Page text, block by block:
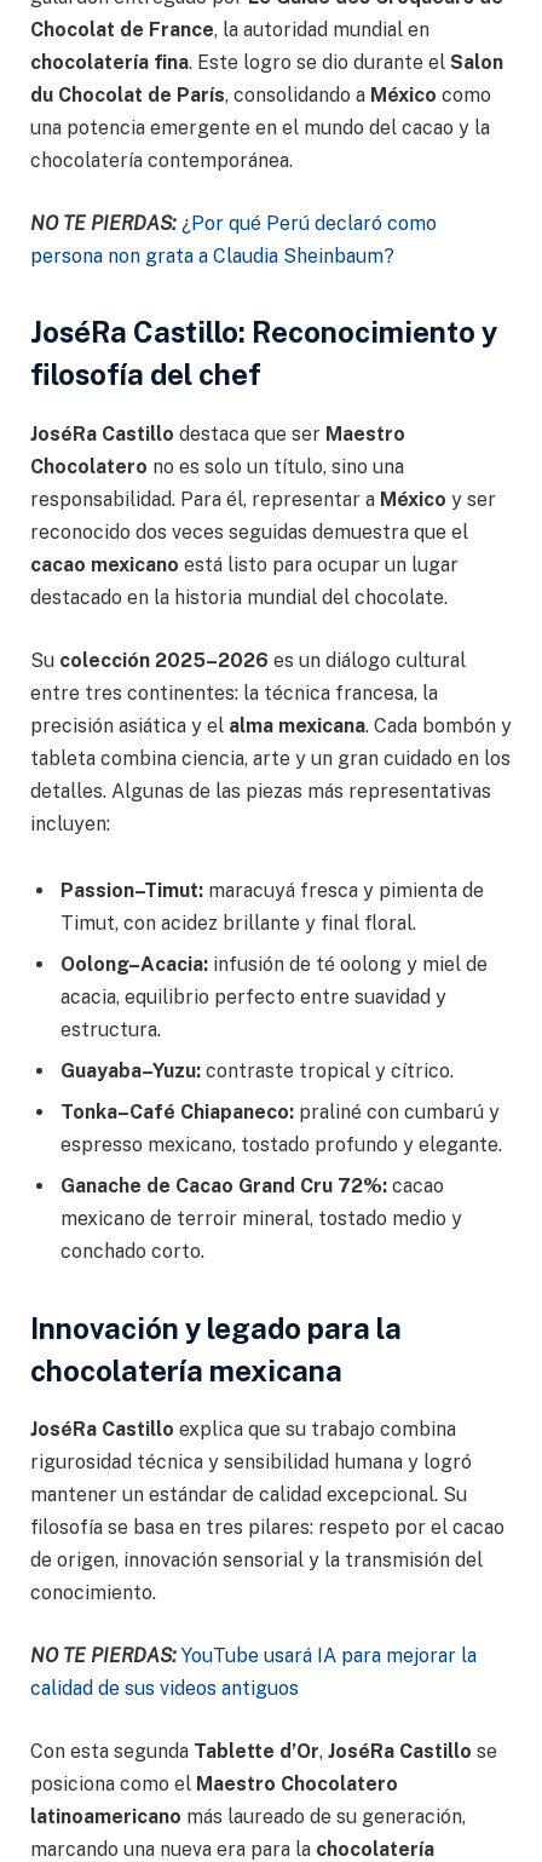
Chocolat de France, la autoridad mundial en
chocolatería fina. Este logro se dio durante el Salon
du Chocolat de París, consolidando a México como
una potencia emergente en el mundo del cacao y la
chocolatería contemporánea.
NO TE PIERDAS: ¿Por qué Perú declaró como
persona non grata a Claudia Sheinbaum?
JoséRa Castillo: Reconocimiento y
filosofía del chef
JoséRa Castillo destaca que ser Maestro
Chocolatero no es solo un título, sino una
responsabilidad. Para él, representar a México y ser
reconocido dos veces seguidas demuestra que el
cacao mexicano está listo para ocupar un lugar
destacado en la historia mundial del chocolate.
Su colección 2025–2026 es un diálogo cultural
entre tres continentes: la técnica francesa, la
precisión asiática y el alma mexicana. Cada bombón y
tableta combina ciencia, arte y un gran cuidado en los
detalles. Algunas de las piezas más representativas
incluyen:
Passion–Timut: maracuyá fresca y pimienta de
Timut, con acidez brillante y final floral.
Oolong–Acacia: infusión de té oolong y miel de
acacia, equilibrio perfecto entre suavidad y
estructura.
Guayaba–Yuzu: contraste tropical y cítrico.
Tonka–Café Chiapaneco: praliné con cumbarú y
espresso mexicano, tostado profundo y elegante.
Ganache de Cacao Grand Cru 72%: cacao
mexicano de terroir mineral, tostado medio y
conchado corto.
Innovación y legado para la
chocolatería mexicana
JoséRa Castillo explica que su trabajo combina
rigurosidad técnica y sensibilidad humana y logró
mantener un estándar de calidad excepcional. Su
filosofía se basa en tres pilares: respeto por el cacao
de origen, innovación sensorial y la transmisión del
conocimiento.
NO TE PIERDAS: YouTube usará IA para mejorar la
calidad de sus videos antiguos
Con esta segunda Tablette d’Or, JoséRa Castillo se
posiciona como el Maestro Chocolatero
latinoamericano más laureado de su generación,
marcando una nueva era para la chocolatería